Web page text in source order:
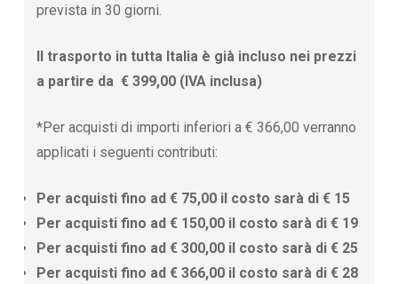
prevista in 30 giorni.
Il trasporto in tutta Italia è già incluso nei prezzi
a partire da € 399,00 (IVA inclusa)
*Per acquisti di importi inferiori a € 366,00 verranno
applicati i seguenti contributi:
Per acquisti fino ad € 75,00 il costo sarà di € 15
Per acquisti fino ad € 150,00 il costo sarà di € 19
Per acquisti fino ad € 300,00 il costo sarà di € 25
Per acquisti fino ad € 366,00 il costo sarà di € 28